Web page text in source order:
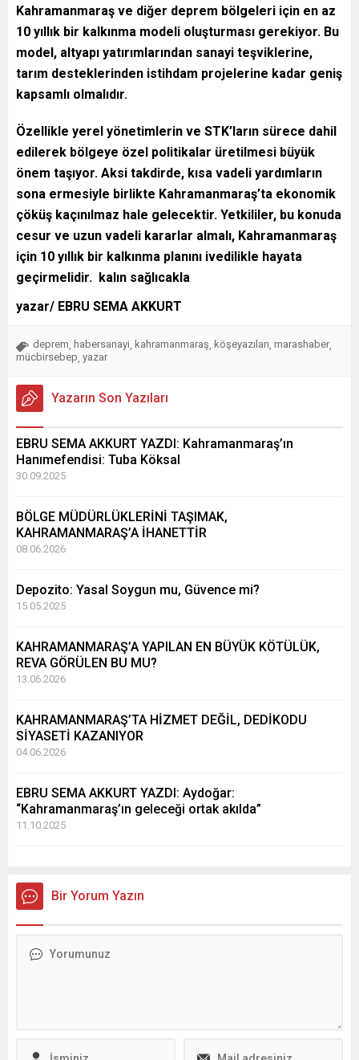
Kahramanmaraş ve diğer deprem bölgeleri için en az
10 yıllık bir kalkınma modeli oluşturması gerekiyor. Bu
model, altyapı yatırımlarından sanayi teşviklerine,
tarım desteklerinden istihdam projelerine kadar geniş
kapsamlı olmalıdır.
Özellikle yerel yönetimlerin ve STK’ların sürece dahil
edilerek bölgeye özel politikalar üretilmesi büyük
önem taşıyor. Aksi takdirde, kısa vadeli yardımların
sona ermesiyle birlikte Kahramanmaraş’ta ekonomik
çöküş kaçınılmaz hale gelecektir. Yetkililer, bu konuda
cesur ve uzun vadeli kararlar almalı, Kahramanmaraş
için 10 yıllık bir kalkınma planını ivedilikle hayata
geçirmelidir. kalın sağlıcakla
yazar/ EBRU SEMA AKKURT
deprem, habersanayi, kahramanmaraş, köşeyazıları, marashaber,
mücbirsebep, yazar
Yazarın Son Yazıları
EBRU SEMA AKKURT YAZDI: Kahramanmaraş’ın
Hanımefendisi: Tuba Köksal
30.09.2025
BÖLGE MÜDÜRLÜKLERİNİ TAŞIMAK,
KAHRAMANMARAŞ’A İHANETTİR
08.06.2026
Depozito: Yasal Soygun mu, Güvence mi?
15.05.2025
KAHRAMANMARAŞ’A YAPILAN EN BÜYÜK KÖTÜLÜK,
REVA GÖRÜLEN BU MU?
13.06.2026
KAHRAMANMARAŞ’TA HİZMET DEĞİL, DEDİKODU
SİYASETİ KAZANIYOR
04.06.2026
EBRU SEMA AKKURT YAZDI: Aydoğar:
“Kahramanmaraş’ın geleceği ortak akılda”
11.10.2025
Bir Yorum Yazın